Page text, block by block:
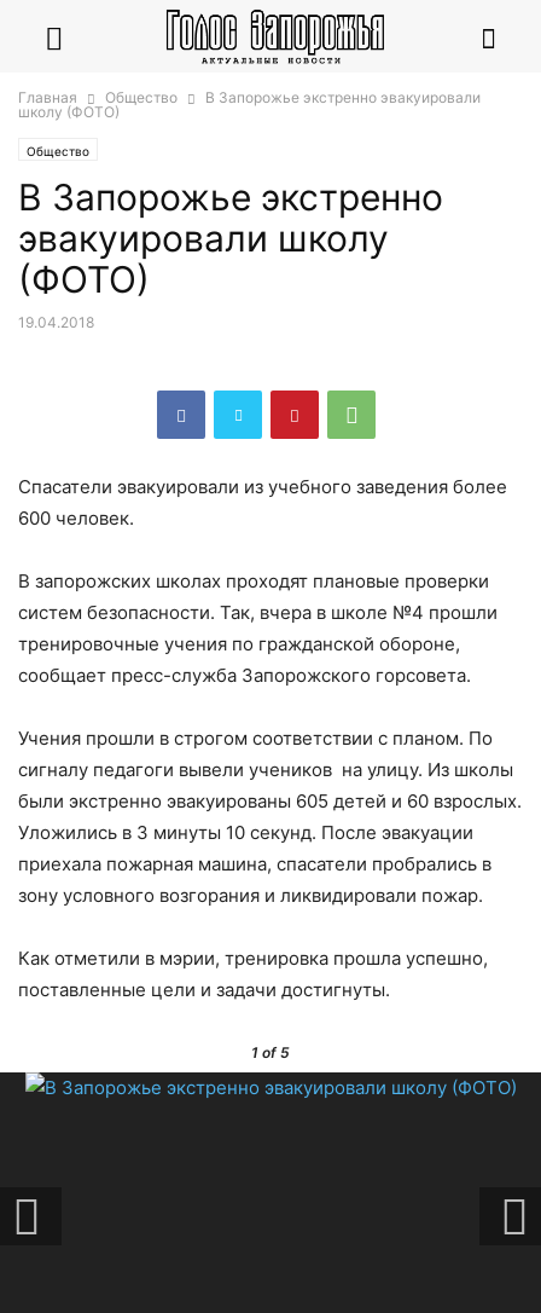
Главная Общество
В Запорожье экстренно эвакуировали
школу (ФОТО)
Общество
В Запорожье экстренно
эвакуировали школу
(ФОТО)
19.04.2018
Спасатели эвакуировали из учебного заведения более
600 человек.
В запорожских школах проходят плановые проверки
систем безопасности. Так, вчера в школе №4 прошли
тренировочные учения по гражданской обороне,
сообщает пресс-служба Запорожского горсовета.
Учения прошли в строгом соответствии с планом. По
сигналу педагоги вывели учеников на улицу. Из школы
были экстренно эвакуированы 605 детей и 60 взрослых.
Уложились в 3 минуты 10 секунд. После эвакуации
приехала пожарная машина, спасатели пробрались в
зону условного возгорания и ликвидировали пожар.
Как отметили в мэрии, тренировка прошла успешно,
поставленные цели и задачи достигнуты.
1 of 5